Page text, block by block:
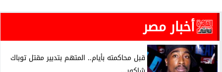
أخبار مصر
قبل محاكمته بأيام.. المتهم بتدبير مقتل توباك